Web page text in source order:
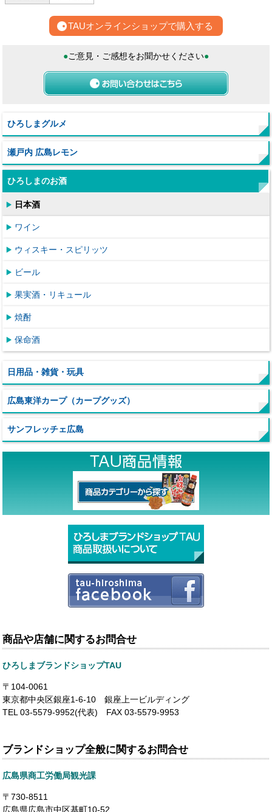
TAUオンラインショップで購入する
●ご意見・ご感想をお聞かせください●
ひろしまグルメ
瀬戸内 広島レモン
ひろしまのお酒
日本酒
ワイン
ウィスキー・スピリッツ
ビール
果実酒・リキュール
焼酎
保命酒
日用品・雑貨・玩具
広島東洋カープ（カープグッズ）
サンフレッチェ広島
商品や店舗に関するお問合せ
ひろしまブランドショップTAU
〒104-0061
東京都中央区銀座1-6-10 銀座上一ビルディング
TEL 03-5579-9952(代表) FAX 03-5579-9953
ブランドショップ全般に関するお問合せ
広島県商工労働局観光課
〒730-8511
広島県広島市中区基町10-52